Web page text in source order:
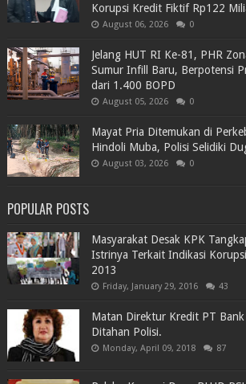
Korupsi Kredit Fiktif Rp122
August 06, 2026 0
Jelang HUT RI Ke-81, PHR
Sumur Infill Baru, Berpotensi
dari 1.400 BOPD
August 05, 2026 0
Mayat Pria Ditemukan di
Hindoli Muba, Polisi Selidiki
August 03, 2026 0
POPULAR POSTS
Masyarakat Desak KPK
Istrinya Terkait Indikasi
2013
Friday, January 29, 2016 43
Matan Direktur Kredit PT
Ditahan Polisi.
Monday, April 09, 2018 87